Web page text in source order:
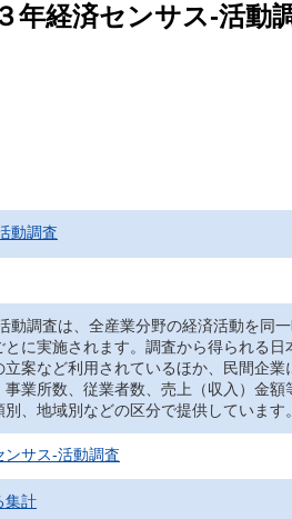
年経済センサス‐活
動調査
動調査は、全産業分野の経済活動を同
とに実施されます。調査から得られる
案など利用されているほか、民間企
事業所数、従業者数、売上（収入）金
、地域別などの区分で提供しています。
サス‐活動調査
集計